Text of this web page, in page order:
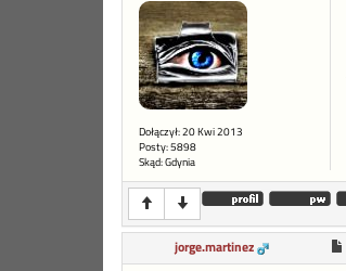
Dołączył: 20 Kwi 2013
Posty: 5898
Skąd: Gdynia
jorge.martinez